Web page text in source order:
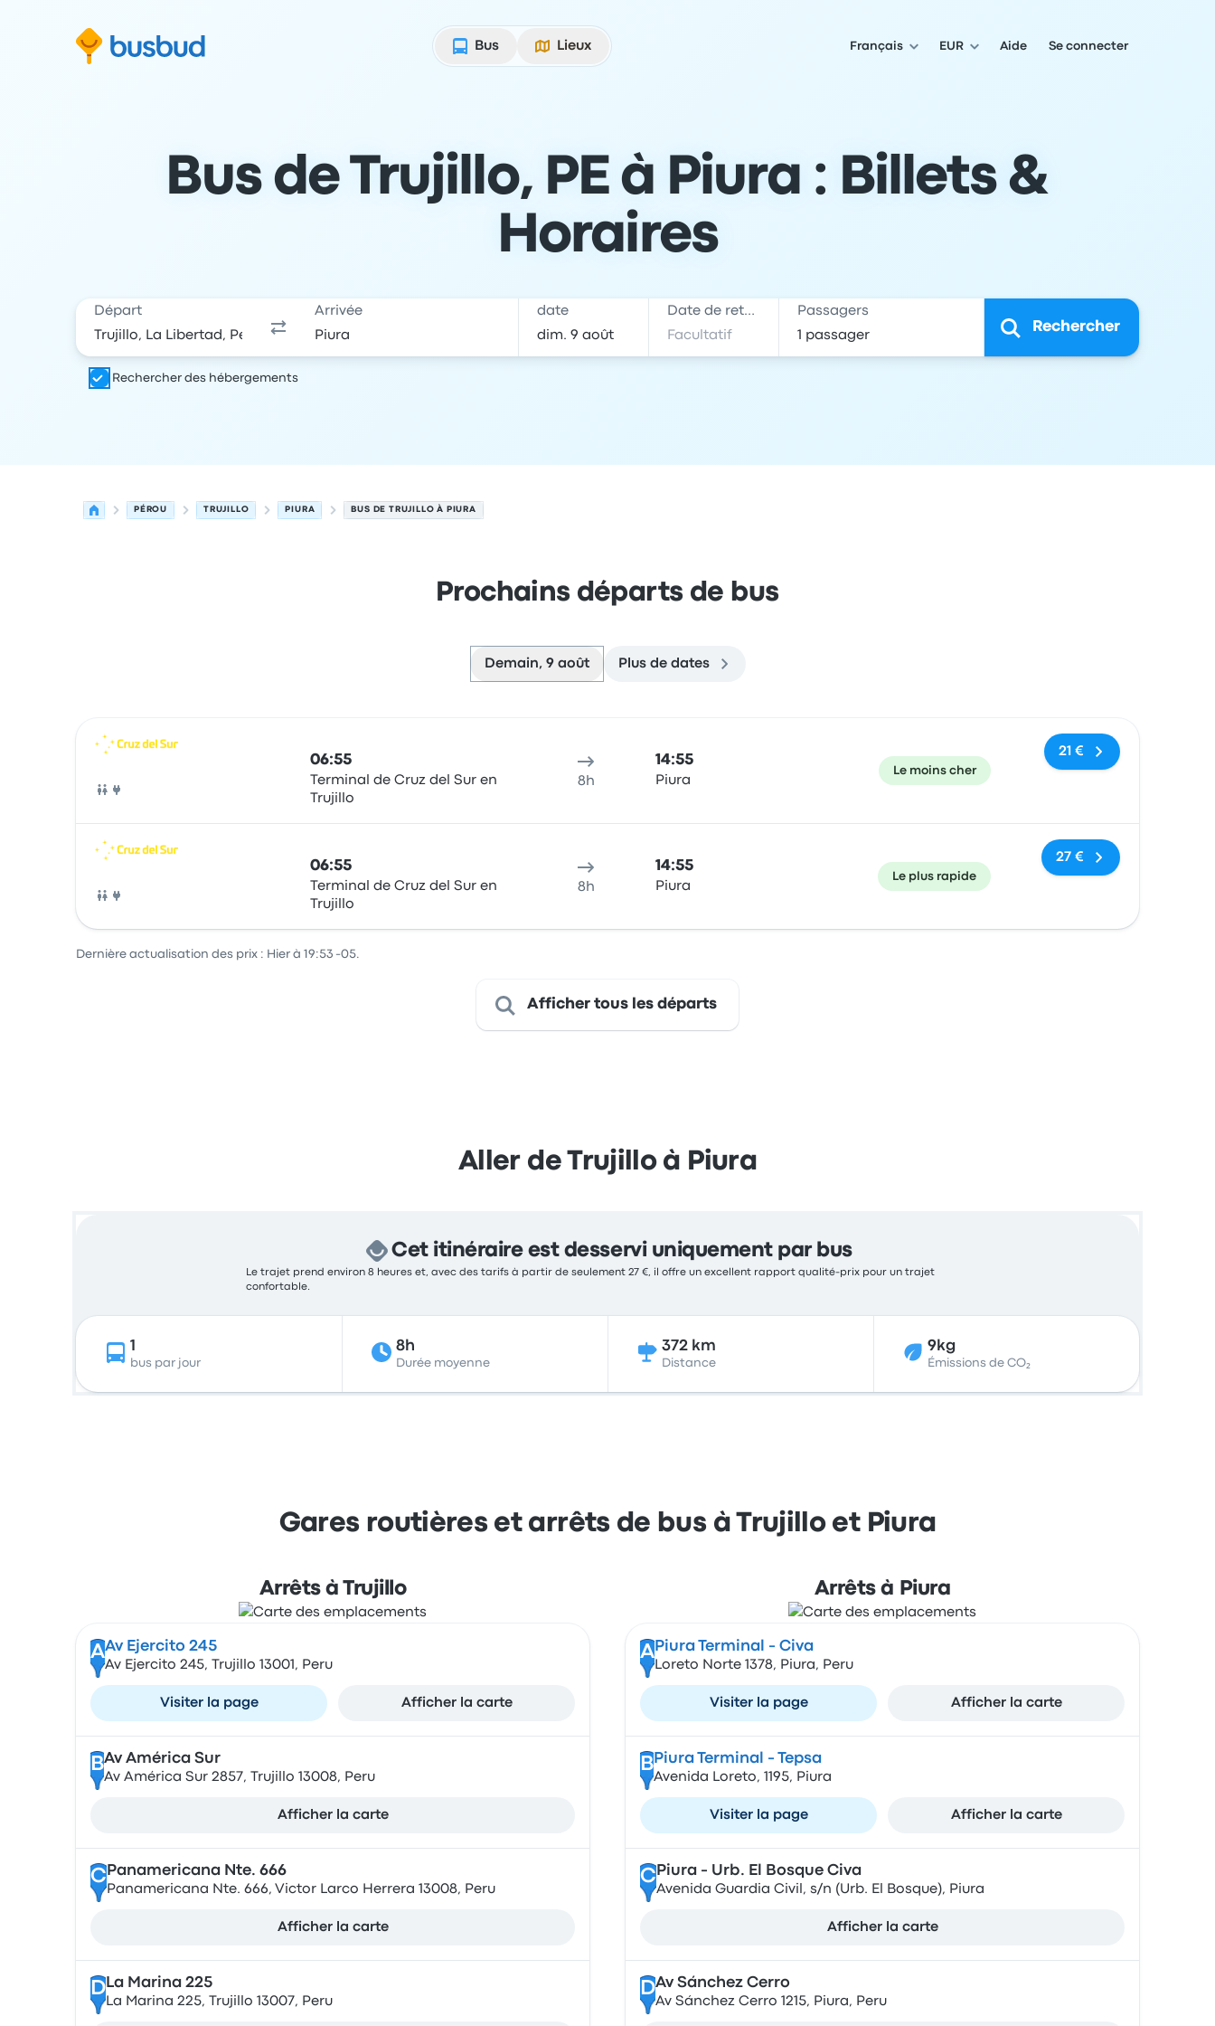
Bus
Lieux Français EUR Aide Se connecter
Bus de Trujillo, PE à Piura : Billets &
Horaires
Départ Arrivée date Date de retour Passagers
Rechercher
Rechercher des hébergements
PÉROU TRUJILLO PIURA BUS DE TRUJILLO À PIURA
Prochains départs de bus
Demain, 9 août Plus de dates
Bus
06:55
Terminal de Cruz del Sur en
Trujillo
8h
14:55
Piura
Le moins cher
21 €
Bus
06:55
Terminal de Cruz del Sur en
Trujillo
8h
14:55
Piura
Le plus rapide
27 €
Dernière actualisation des prix : Hier à 19:53 -05.
Afficher tous les départs
Aller de Trujillo à Piura
Cet itinéraire est desservi uniquement par bus
Le trajet prend environ 8 heures et, avec des tarifs à partir de seulement 27 €, il offre un excellent rapport qualité-prix pour un trajet
confortable.
1
bus par jour
8h
Durée moyenne
372 km
Distance
9kg
Émissions de CO₂
Gares routières et arrêts de bus à Trujillo et Piura
Arrêts à Trujillo
AAv Ejercito 245
Av Ejercito 245, Trujillo 13001, Peru
Visiter la page Afficher la carte
BAv América Sur
Av América Sur 2857, Trujillo 13008, Peru
Afficher la carte
CPanamericana Nte. 666
Panamericana Nte. 666, Victor Larco Herrera 13008, Peru
Afficher la carte
DLa Marina 225
La Marina 225, Trujillo 13007, Peru
Arrêts à Piura
A Piura Terminal - Civa
Loreto Norte 1378, Piura, Peru
Visiter la page Afficher la carte
B Piura Terminal - Tepsa
Avenida Loreto, 1195, Piura
Visiter la page Afficher la carte
CPiura - Urb. El Bosque Civa
Avenida Guardia Civil, s/n (Urb. El Bosque), Piura
Afficher la carte
DAv Sánchez Cerro
Av Sánchez Cerro 1215, Piura, Peru